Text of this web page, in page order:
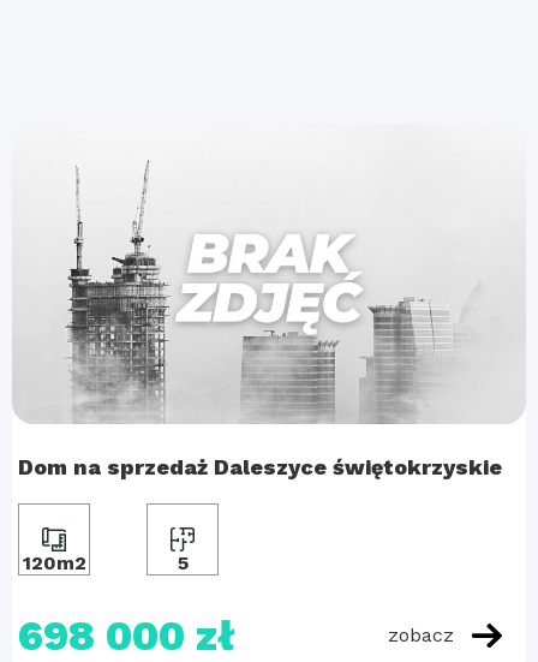
Dom na sprzedaż Daleszyce świętokrzyskie
120m2 5
698 000 zł zobacz